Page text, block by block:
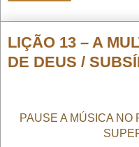
LIÇÃO 13 – A
DE DEUS /
PAUSE A MÚSICA NO